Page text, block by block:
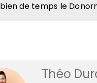
de temps le
Théo